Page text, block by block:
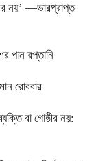
নয়’ —ভারপ্রাপ্ত
পান রপ্তানি
রোববার
বা গোষ্ঠীর নয়: